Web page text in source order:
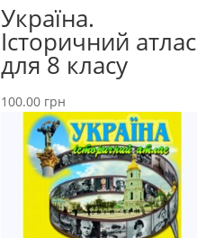
Україна.
Історичний атлас
для 8 класу
100.00 грн